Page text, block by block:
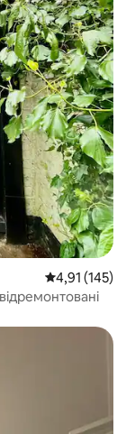
Середня
4,91 (145)